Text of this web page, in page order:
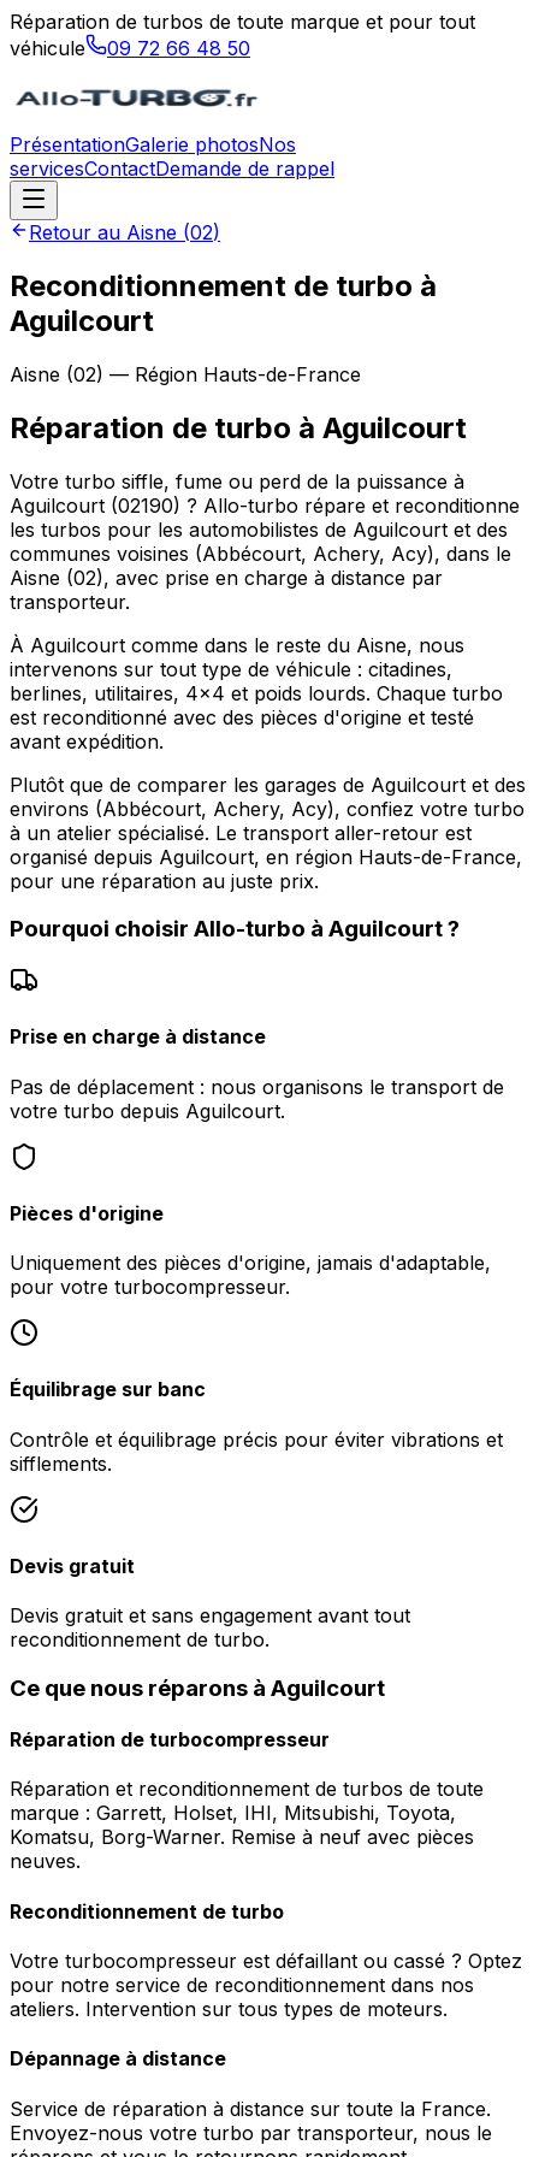
Réparation de turbos de toute marque et pour tout
véhicule
09 72 66 48 50
PrésentationGalerie photosNos
servicesContactDemande de rappel
Retour au Aisne (02)
Reconditionnement de turbo à
Aguilcourt
Aisne (02) — Région Hauts-de-France
Réparation de turbo à Aguilcourt
Votre turbo siffle, fume ou perd de la puissance à
Aguilcourt (02190) ? Allo-turbo répare et reconditionne
les turbos pour les automobilistes de Aguilcourt et des
communes voisines (Abbécourt, Achery, Acy), dans le
Aisne (02), avec prise en charge à distance par
transporteur.
À Aguilcourt comme dans le reste du Aisne, nous
intervenons sur tout type de véhicule : citadines,
berlines, utilitaires, 4x4 et poids lourds. Chaque turbo
est reconditionné avec des pièces d'origine et testé
avant expédition.
Plutôt que de comparer les garages de Aguilcourt et des
environs (Abbécourt, Achery, Acy), confiez votre turbo
à un atelier spécialisé. Le transport aller-retour est
organisé depuis Aguilcourt, en région Hauts-de-France,
pour une réparation au juste prix.
Pourquoi choisir Allo-turbo à Aguilcourt?
Prise en charge à distance
Pas de déplacement : nous organisons le transport de
votre turbo depuis Aguilcourt.
Pièces d'origine
Uniquement des pièces d'origine, jamais d'adaptable,
pour votre turbocompresseur.
Équilibrage sur banc
Contrôle et équilibrage précis pour éviter vibrations et
sifflements.
Devis gratuit
Devis gratuit et sans engagement avant tout
reconditionnement de turbo.
Ce que nous réparons à Aguilcourt
Réparation de turbocompresseur
Réparation et reconditionnement de turbos de toute
marque : Garrett, Holset, IHI, Mitsubishi, Toyota,
Komatsu, Borg-Warner. Remise à neuf avec pièces
neuves.
Reconditionnement de turbo
Votre turbocompresseur est défaillant ou cassé ? Optez
pour notre service de reconditionnement dans nos
ateliers. Intervention sur tous types de moteurs.
Dépannage à distance
Service de réparation à distance sur toute la France.
Envoyez-nous votre turbo par transporteur, nous le